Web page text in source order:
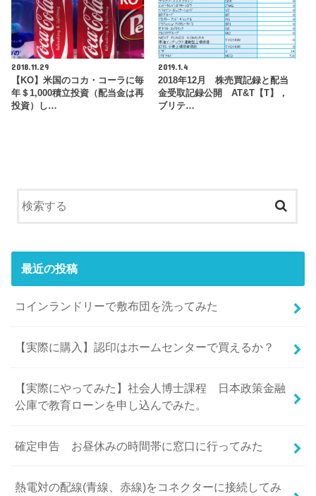
2018.11.29
【KO】米国のコカ・コーラに毎
年＄1,000積立投資（配当金は再
投資）し…
2019.1.4
2018年12月 株売買記録と配当
金受取記録公開 AT&T【T】，
ブリテ…
最近の投稿
コインランドリーで敷布団を洗ってみた
【実際に購入】認印はホームセンターで買えるか？
【実際にやってみた】社会人博士課程 日本政策金融
公庫で教育ローンを申し込んでみた。
確定申告 お昼休みの時間帯に窓口に行ってみた
熱電対の配線(青線、赤線)をコネクターに接続してみ